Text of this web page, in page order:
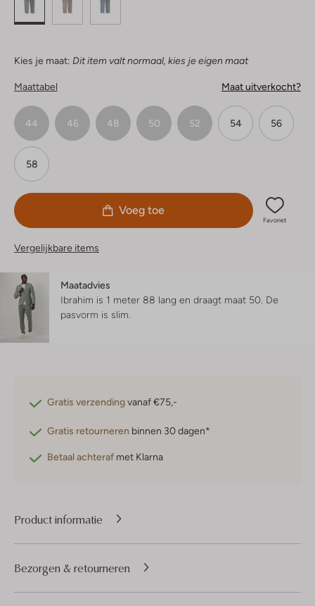
Kies je maat: Dit item valt normaal, kies je eigen maat
Maattabel Maat uitverkocht?
44 46 48 50 52 54 56
58
Voeg toe
Favoriet
Vergelijkbare items
Maatadvies
Ibrahim is 1 meter 88 lang en draagt maat 50. De
pasvorm is slim
Gratis verzendingvanaf €75,-
Gratis retourneren binnen 30 dagen*
Betaal achteraf met Klarna
Product informatie
Bezorgen & retourneren